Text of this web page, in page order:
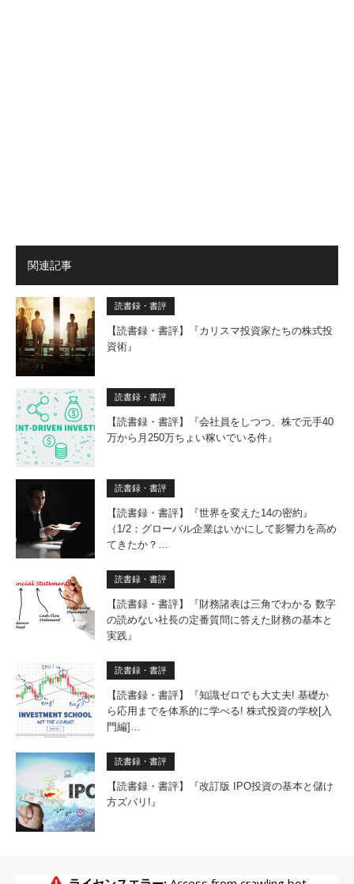
関連記事
読書録・書評
【読書録・書評】『カリスマ投資家たちの株式投
資術』
読書録・書評
【読書録・書評】『会社員をしつつ、株で元手40
万から月250万ちょい稼いでいる件』
読書録・書評
【読書録・書評】『世界を変えた14の密約』
（1/2：グローバル企業はいかにして影響力を高め
てきたか？…
読書録・書評
【読書録・書評】『財務諸表は三角でわかる 数字
の読めない社長の定番質問に答えた財務の基本と
実践』
読書録・書評
【読書録・書評】『知識ゼロでも大丈夫! 基礎か
ら応用までを体系的に学べる! 株式投資の学校[入
門編]…
読書録・書評
【読書録・書評】『改訂版 IPO投資の基本と儲け
方ズバリ!』